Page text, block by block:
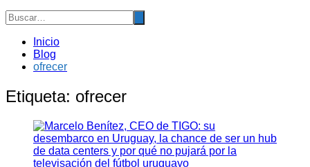
Inicio
Blog
ofrecer
Etiqueta: ofrecer